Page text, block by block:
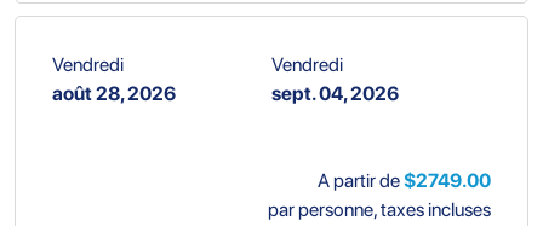
Vendredi
août 28, 2026
Vendredi
sept. 04, 2026
A partir de$2749.00
par personne, taxes incluses